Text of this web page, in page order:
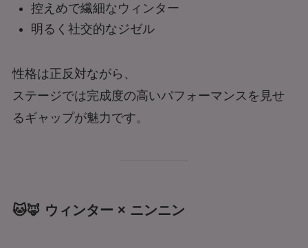
控えめで繊細なウィンター
明るく社交的なジゼル
性格は正反対ながら、
ステージでは完成度の高いパフォーマンスを見せ
るギャップが魅力です。
🐱🦊 ウィンター × ニンニン